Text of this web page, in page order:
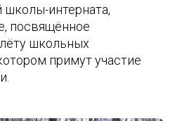
школы-интерната,
посвящённое
школьных
примут участие